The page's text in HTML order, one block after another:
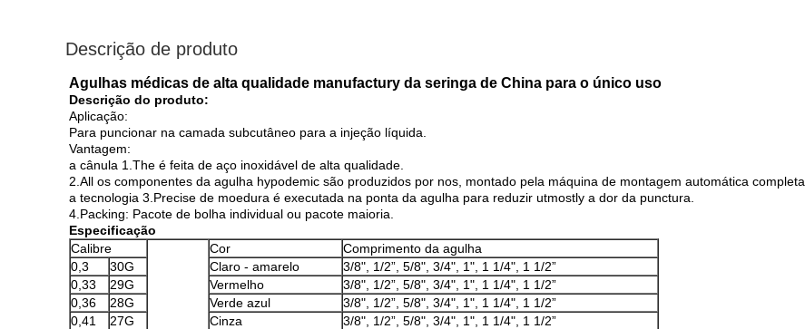
Descrição de produto
Agulhas médicas de alta qualidade manufactury da seringa de China para o único uso
Descrição do produto:
Aplicação:
Para puncionar na camada subcutâneo para a injeção líquida.
Vantagem:
a cânula 1.The é feita de aço inoxidável de alta qualidade.
2.All os componentes da agulha hypodemic são produzidos por nos, montado pela máquina de montagem automática completa.
a tecnologia 3.Precise de moedura é executada na ponta da agulha para reduzir utmostly a dor da punctura.
4.Packing: Pacote de bolha individual ou pacote maioria.
Especificação
Calibre
Cor
Comprimento da agulha
0,3
30G Claro - amarelo
3/8", 1/2”, 5/8", 3/4", 1", 1 1/4", 1 1/2”
0,33
29G Vermelho
3/8", 1/2”, 5/8", 3/4", 1", 1 1/4", 1 1/2”
0,36
28G Verde azul
3/8", 1/2”, 5/8", 3/4", 1", 1 1/4", 1 1/2”
0,41
27G Cinza
3/8", 1/2”, 5/8", 3/4", 1", 1 1/4", 1 1/2”